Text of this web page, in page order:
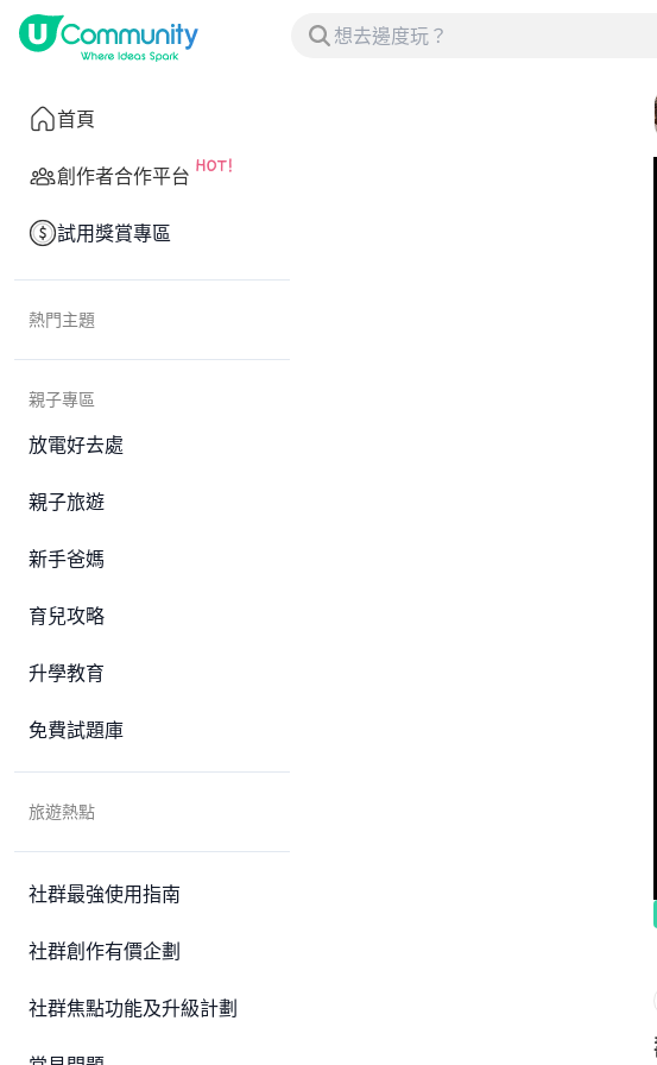
首頁
創作者合作平台
試用獎賞專區
熱門主題
親子專區
放電好去處
親子旅遊
新手爸媽
育兒攻略
升學教育
免費試題庫
旅遊熱點
社群最強使用指南
社群創作有價企劃
社群焦點功能及升級計劃